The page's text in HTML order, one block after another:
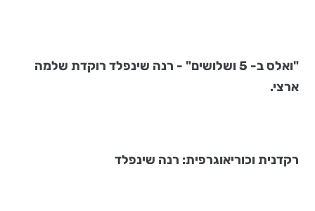
"ואלס ב- 5 ושלושים" - רנה שינפלד רוקדת שלמה
ארצי.
רקדנית וכוריאוגרפית: רנה שינפלד